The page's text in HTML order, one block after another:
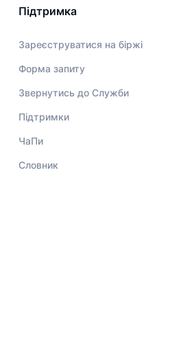
Підтримка
Зареєструватися на біржі
Форма запиту
Звернутись до Служби
Підтримки
ЧаПи
Словник